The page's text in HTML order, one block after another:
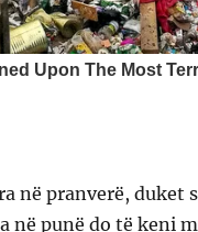
në pranverë, duket
në punë do të keni